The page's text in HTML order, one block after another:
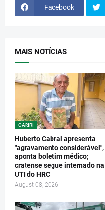
Facebook
MAIS NOTÍCIAS
CARIRI
Huberto Cabral apresenta
"agravamento considerável",
aponta boletim médico;
cratense segue internado na
UTI do HRC
August 08, 2026